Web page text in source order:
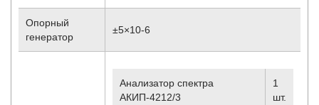
Опорный
генератор
±5×10-6
Анализатор спектра
АКИП-4212/3
1
шт.